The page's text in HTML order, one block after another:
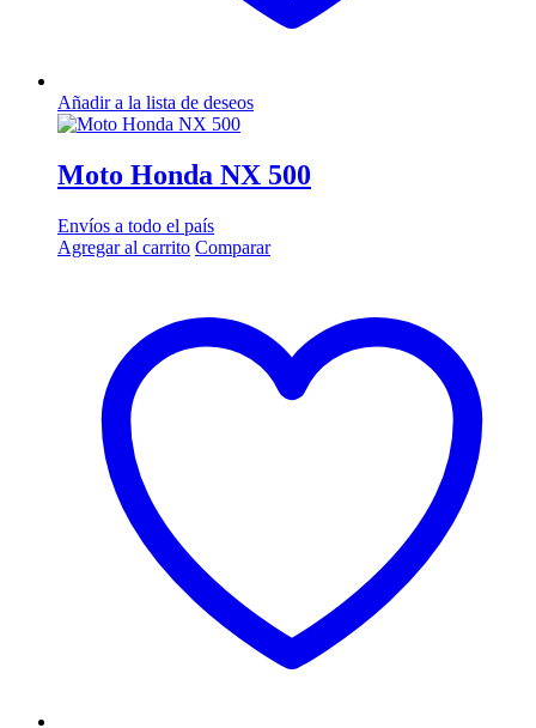
Añadir a la lista de deseos
Moto Honda NX 500
Envíos a todo el país
Agregar al carrito Comparar